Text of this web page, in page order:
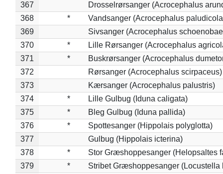
367
Drosselrørsanger (Acrocephalus
368
*
Vandsanger (Acrocephalus
369
Sivsanger (Acrocephalus
370
*
Lille Rørsanger (Acrocephalus
371
*
Buskrørsanger (Acrocephalus
372
Rørsanger (Acrocephalus scirpaceus)
373
Kærsanger (Acrocephalus palustris)
374
*
Lille Gulbug (Iduna caligata)
375
*
Bleg Gulbug (Iduna pallida)
376
*
Spottesanger (Hippolais polyglotta)
377
Gulbug (Hippolais icterina)
378
*
Stor Græshoppesanger (Helopsaltes
379
*
Stribet Græshoppesanger (Locustella